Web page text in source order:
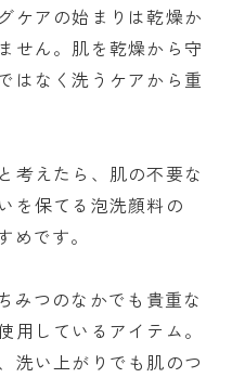
ケアの始まりは乾燥か
せん。肌を乾燥から守
はなく洗うケアから重
考えたら、肌の不要な
を保てる泡洗顔料の
です。
みつのなかでも貴重な
用しているアイテム。
洗い上がりでも肌のつ